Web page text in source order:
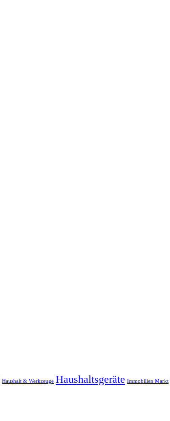
Haushalt & Werkzeuge Haushaltsgeräte Immobilien Markt